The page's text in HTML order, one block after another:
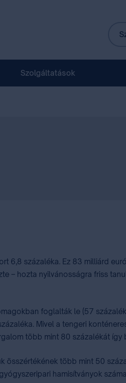
Szolgáltatások
6,8 százaléka. Ez 83 milliárd
– hozta nyilvánosságra friss
foglalták le (57
Mivel a tengeri
több mint 80 százalékát így
összértékének több mint 50
hamisítványok